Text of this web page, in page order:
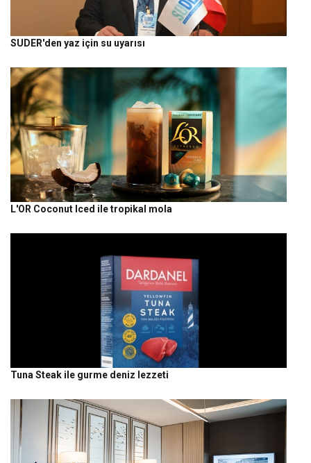
SUDER'den yaz için su uyarısı
L'OR Coconut Iced ile tropikal mola
Tuna Steak ile gurme deniz lezzeti